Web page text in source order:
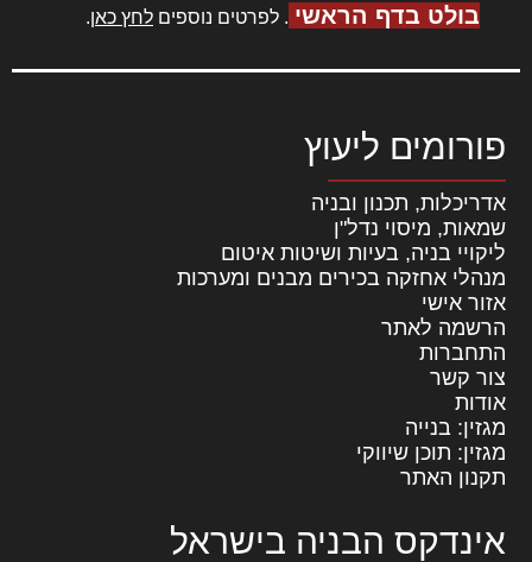
בולט בדף הראשי . לפרטים נוספים לחץ כאן.
פורומים ליעוץ
אדריכלות, תכנון ובניה
שמאות, מיסוי נדל"ן
ליקויי בניה, בעיות ושיטות איטום
מנהלי אחזקה בכירים מבנים ומערכות
אזור אישי
הרשמה לאתר
התחברות
צור קשר
אודות
מגזין: בנייה
מגזין: תוכן שיווקי
תקנון האתר
אינדקס הבניה בישראל